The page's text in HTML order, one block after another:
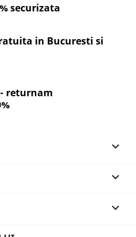
securizata
in Bucuresti si
returnam


